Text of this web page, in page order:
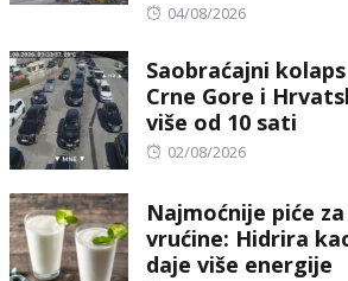
Posted
04/08/2026
Saobraćajni
Crne Gore i
više od 10 sati
Posted
02/08/2026
Najmoćnije piće
vrućine: Hidrira
daje više energije